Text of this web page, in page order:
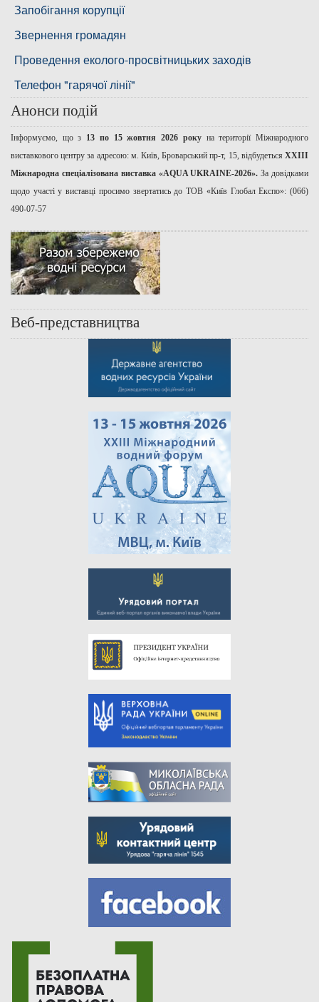
Запобігання корупції
Звернення громадян
Проведення еколого-просвітницьких заходів
Телефон "гарячої лінії"
Анонси подій
Інформуємо, що з 13 по 15 жовтня 2026 рокуна території Міжнародного
виставкового центру за адресою: м. Київ, Броварський пр-т, 15, відбудеться ХХІІІ
Міжнародна спеціалізована виставка «AQUA UKRAINE-2026».За довідками
щодо участі у виставці просимо звертатись до ТОВ «Київ Глобал Експо»: (066)
490-07-57
Веб-представництва